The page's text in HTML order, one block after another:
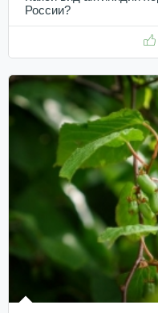
России?